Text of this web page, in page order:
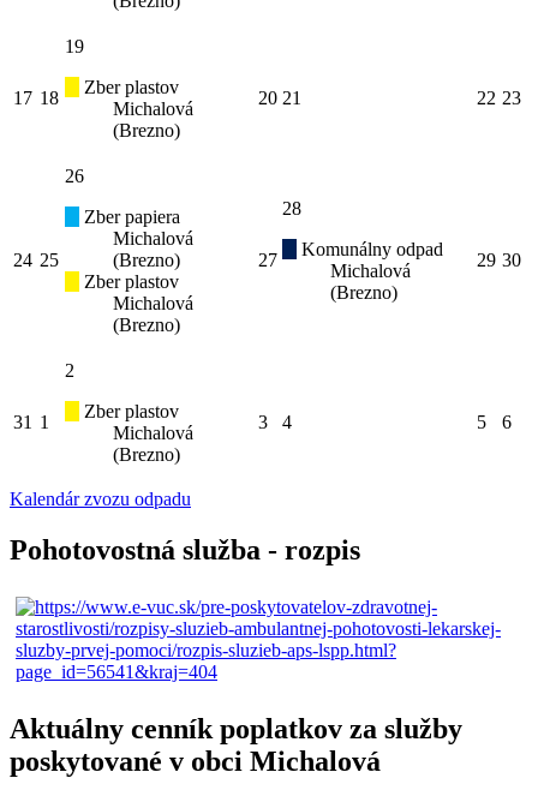
17 18
19
Zber plastov
Michalová
(Brezno)
20 21 22 23
24 25
26
Zber papiera
Michalová
(Brezno)
Zber plastov
Michalová
(Brezno)
27
28
Komunálny odpad
Michalová
(Brezno)
29 30
31 1
2
Zber plastov
Michalová
(Brezno)
3 4 5 6
Kalendár zvozu odpadu
Pohotovostná služba - rozpis
Aktuálny cenník poplatkov za služby
poskytované v obci Michalová